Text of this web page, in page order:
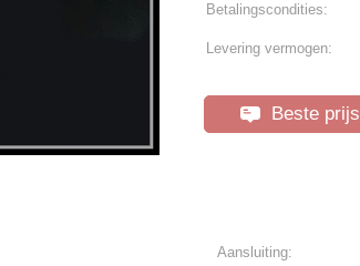
Betalingscondities:
Levering vermogen:
Beste prijs
Aansluiting: